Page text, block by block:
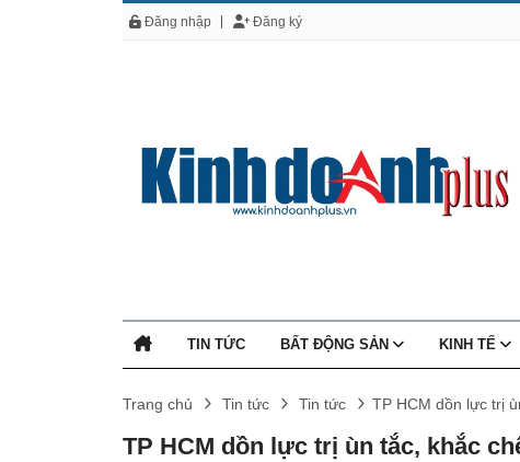
Đăng nhập Đăng ký
TIN TỨC BẤT ĐỘNG SẢN KINH TẾ
Trang chủ Tin tức Tin tức TP HCM dồn lực trị
TP HCM dồn lực trị ùn tắc, khắc